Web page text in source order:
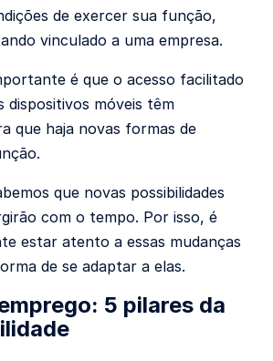
de exercer sua função,
vinculado a uma empresa.
é que o acesso facilitado
dispositivos móveis têm
que haja novas formas de
que novas possibilidades
com o tempo. Por isso, é
estar atento a essas mudanças
de se adaptar a elas.
5 pilares da